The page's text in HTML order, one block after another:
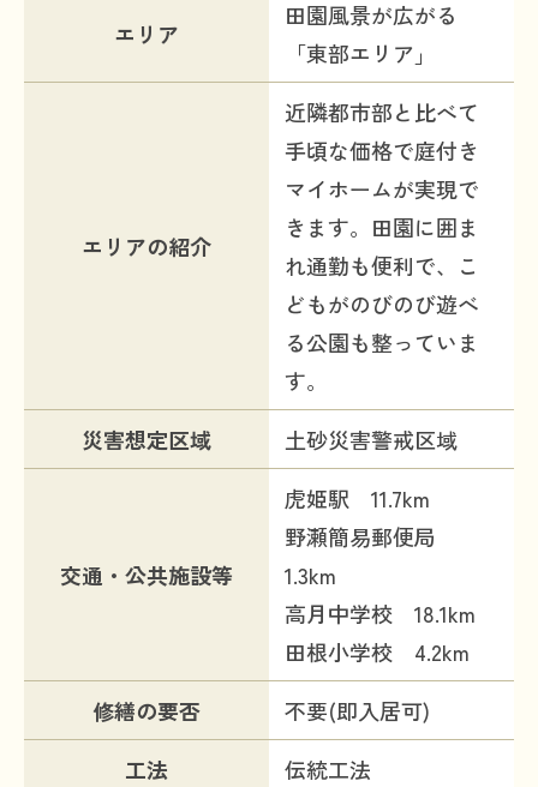
エリア
田園風景が広がる
「東部エリア」
エリアの紹介
近隣都市部と比べて
手頃な価格で庭付き
マイホームが実現で
きます。田園に囲ま
れ通勤も便利で、こ
どもがのびのび遊べ
る公園も整っていま
す。
災害想定区域
土砂災害警戒区域
交通・公共施設等
虎姫駅 11.7km
野瀬簡易郵便局
1.3km
高月中学校 18.1km
田根小学校 4.2km
修繕の要否
不要(即入居可)
工法
伝統工法